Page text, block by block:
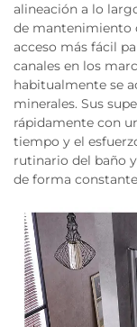
alineación a lo
de mantenimiento
acceso más fácil
canales en los
habitualmente se
minerales. Sus
rápidamente con
tiempo y el
rutinario del baño
de forma